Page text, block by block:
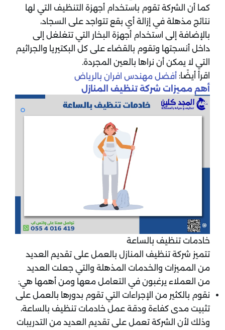
كما أن الشركة تقوم باستخدام أجهزة التنظيف التي لها
نتائج مذهلة في إزالة أي بقع تتواجد على السجاد،
بالإضافة إلى استخدام أجهزة البخار التي تتغلغل إلى
داخل أنسجتها وتقوم بالقضاء على كل البكتيريا والجراثيم
التي لا يمكن أن نراها بالعين المجردة.
اقرأ أيضًا: أفضل مهندس افران بالرياض
أهم مميزات شركة تنظيف المنازل
خادمات تنظيف بالساعة
تتميز شركة تنظيف المنازل بالعمل على تقديم العديد
من المميزات والخدمات المذهلة والتي جعلت العديد
من العملاء يرغبون في التعامل معها ومن أهمها هي:
نقوم بالكثير من الإجراءات التي تقوم بدورها بالعمل على
تثبيت مدى كفاءة ودقة عمل خادمات تنظيف بالساعة،
وذلك لأن الشركة تعمل على تقديم العديد من التدريبات